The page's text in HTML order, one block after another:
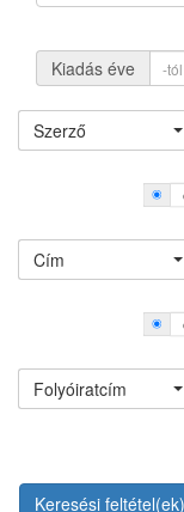
Kiadás éve
Szerző
Cím
Folyóiratcím
Keresési